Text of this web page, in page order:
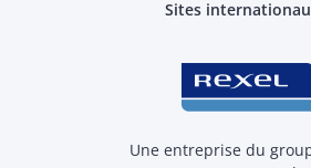
Sites
Une entreprise du